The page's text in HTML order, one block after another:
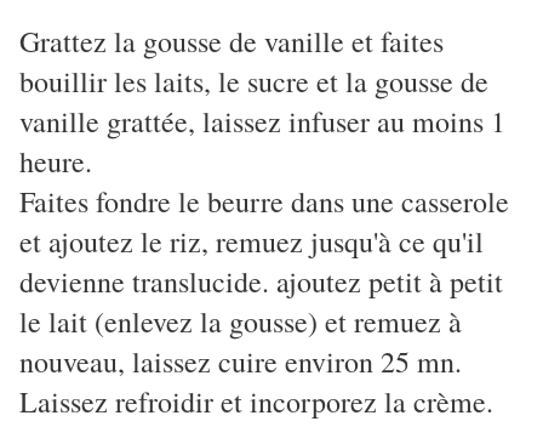
Grattez la gousse de vanille et faites
bouillir les laits, le sucre et la gousse de
vanille grattée, laissez infuser au moins 1
heure.
Faites fondre le beurre dans une casserole
et ajoutez le riz, remuez jusqu'à ce qu'il
devienne translucide. ajoutez petit à petit
le lait (enlevez la gousse) et remuez à
nouveau, laissez cuire environ 25 mn.
Laissez refroidir et incorporez la crème.